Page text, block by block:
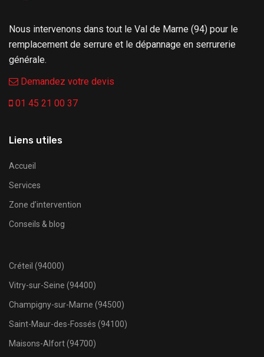
Nous intervenons dans tout le Val de Marne (94) pour le
remplacement de serrure et le dépannage en serrurerie
générale.
Demandez votre devis
01 45 21 00 37
Liens utiles
Accueil
Services
Zone d’intervention
Conseils & blog
Créteil (94000)
Vitry-sur-Seine (94400)
Champigny-sur-Marne (94500)
Saint-Maur-des-Fossés (94100)
Maisons-Alfort (94700)